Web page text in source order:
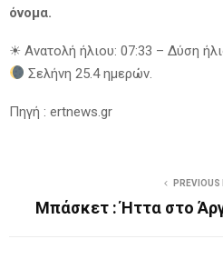
όνομα.
☀ Ανατολή ήλιου: 07:33 – Δύση
Σελήνη 25.4 ημερών.
Πηγή : ertnews.gr
PREVIOUS
Μπάσκετ : Ήττα στο